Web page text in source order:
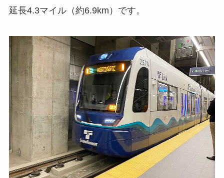
延長4.3マイル（約6.9km）です。